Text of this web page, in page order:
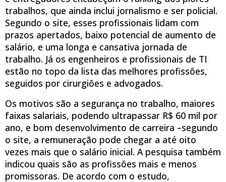
trabalhos, que ainda inclui jornalismo e ser policial.
Segundo o site, esses profissionais lidam com
prazos apertados, baixo potencial de aumento de
salário, e uma longa e cansativa jornada de
trabalho. Já os engenheiros e profissionais de TI
estão no topo da lista das melhores profissões,
seguidos por cirurgiões e advogados.
Os motivos são a segurança no trabalho, maiores
faixas salariais, podendo ultrapassar R$ 60 mil por
ano, e bom desenvolvimento de carreira –segundo
o site, a remuneração pode chegar a até oito
vezes mais que o salário inicial. A pesquisa também
indicou quais são as profissões mais e menos
promissoras. De acordo com o estudo,